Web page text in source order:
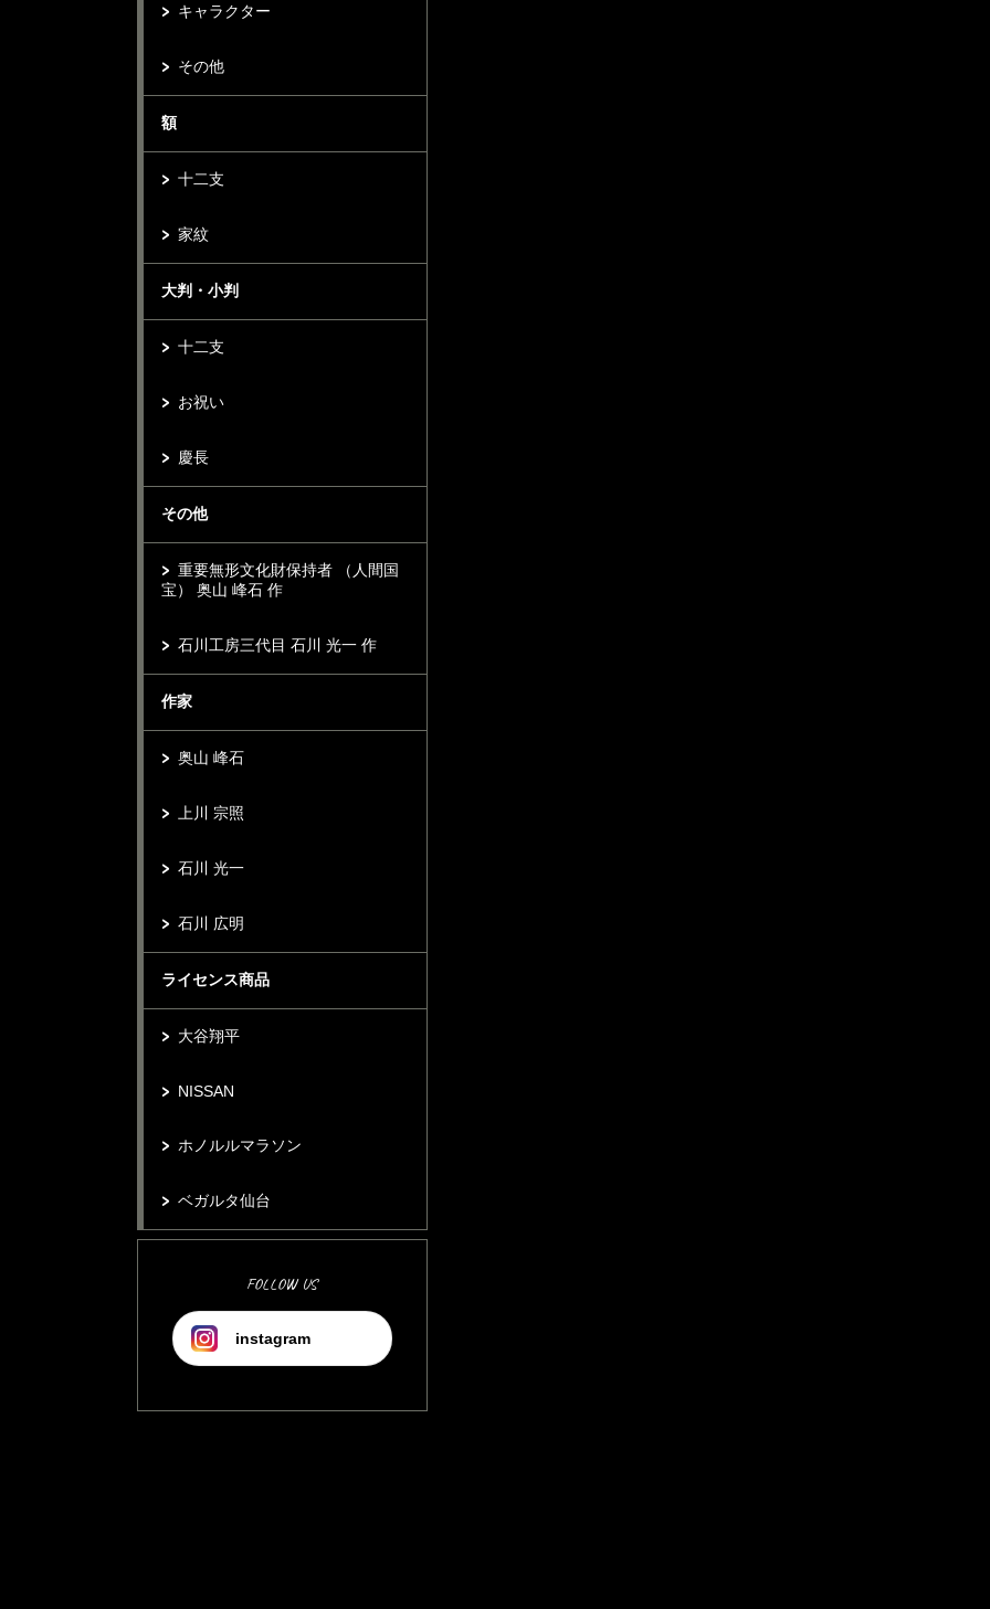
キャラクター
その他
額
十二支
家紋
大判・小判
十二支
お祝い
慶長
その他
重要無形文化財保持者 （人間国
宝） 奥山 峰石 作
石川工房三代目 石川 光一 作
作家
奥山 峰石
上川 宗照
石川 光一
石川 広明
ライセンス商品
大谷翔平
NISSAN
ホノルルマラソン
ベガルタ仙台
FOLLOW US
instagram